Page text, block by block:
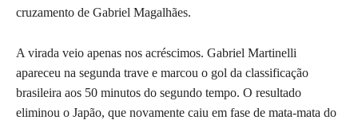
cruzamento de Gabriel Magalhães.
A virada veio apenas nos acréscimos. Gabriel Martinelli
apareceu na segunda trave e marcou o gol da classificação
brasileira aos 50 minutos do segundo tempo. O resultado
eliminou o Japão, que novamente caiu em fase de mata-mata do